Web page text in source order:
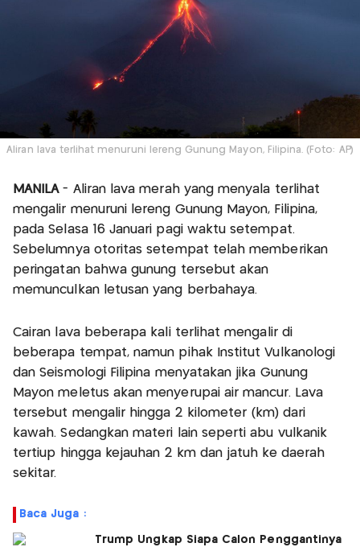
Aliran lava terlihat menuruni lereng Gunung Mayon, Filipina. (Foto: AP)
MANILA- Aliran lava merah yang menyala terlihat
mengalir menuruni lereng Gunung Mayon, Filipina,
pada Selasa 16 Januari pagi waktu setempat.
Sebelumnya otoritas setempat telah memberikan
peringatan bahwa gunung tersebut akan
memunculkan letusan yang berbahaya.
Cairan lava beberapa kali terlihat mengalir di
beberapa tempat, namun pihak Institut Vulkanologi
dan Seismologi Filipina menyatakan jika Gunung
Mayon meletus akan menyerupai air mancur. Lava
tersebut mengalir hingga 2 kilometer (km) dari
kawah. Sedangkan materi lain seperti abu vulkanik
tertiup hingga kejauhan 2 km dan jatuh ke daerah
sekitar.
Baca Juga :
Trump Ungkap Siapa Calon Penggantinya